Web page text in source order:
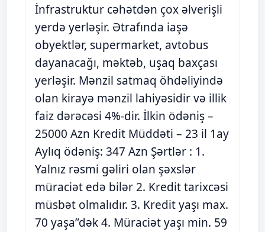
İnfrastruktur cəhətdən çox əlverişli
yerdə yerləşir. Ətrafında iaşə
obyektlər, supermarket, avtobus
dayanacağı, məktəb, uşaq baxçası
yerləşir. Mənzil satmaq öhdəliyində
olan kirayə mənzil lahiyəsidir və illik
faiz dərəcəsi 4%-dir. İlkin ödəniş –
25000 Azn Kredit Müddəti – 23 il 1ay
Aylıq ödəniş: 347 Azn Şərtlər : 1.
Yalnız rəsmi gəliri olan şəxslər
müraciət edə bilər 2. Kredit tarixcəsi
müsbət olmalıdır. 3. Kredit yaşı max.
70 yaşa”dək 4. Müraciət yaşı min. 59